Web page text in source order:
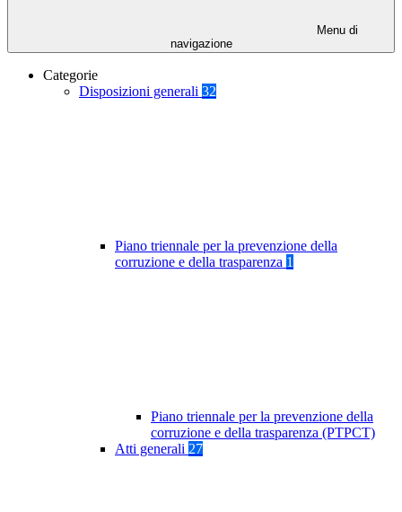
Menu di
navigazione
Categorie
Disposizioni generali 32
Piano triennale per la prevenzione della
corruzione e della trasparenza 1
Piano triennale per la prevenzione della
corruzione e della trasparenza (PTPCT)
Atti generali 27